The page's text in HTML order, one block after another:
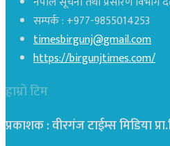
सम्पर्क : +977-9855014253
timesbirgunj@gmail.com
https://birgunjtimes.com/
हाम्रो टिम
प्रकाशक : वीरगंज टाईम्स मिडिया